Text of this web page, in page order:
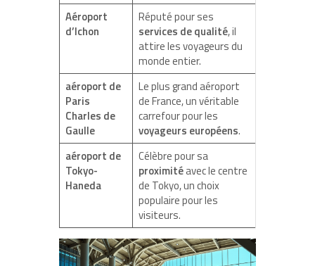
Aéroport
d’Ichon
Réputé pour ses
services de qualité, il
attire les voyageurs du
monde entier.
aéroport de
Paris
Charles de
Gaulle
Le plus grand aéroport
de France, un véritable
carrefour pour les
voyageurs européens.
aéroport de
Tokyo-
Haneda
Célèbre pour sa
proximitéavec le centre
de Tokyo, un choix
populaire pour les
visiteurs.